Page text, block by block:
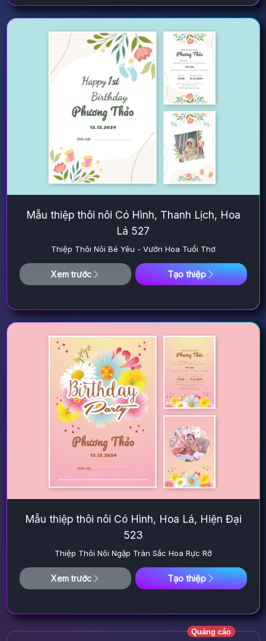
Mẫu thiệp thôi nôi Có Hình, Thanh Lịch, Hoa
Lá 527
Thiệp Thôi Nôi Bé Yêu - Vườn Hoa Tuổi Thơ
Xem trước Tạo thiệp
Mẫu thiệp thôi nôi Có Hình, Hoa Lá, Hiện Đại
523
Thiệp Thôi Nôi Ngập Tràn Sắc Hoa Rực Rỡ
Xem trước Tạo thiệp
Quảng cáo